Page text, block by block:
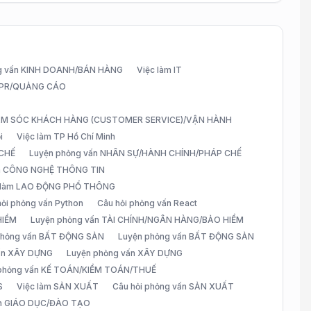
vấn KINH DOANH/BÁN HÀNG
Việc làm IT
QUẢNG CÁO
SÓC KHÁCH HÀNG (CUSTOMER SERVICE)/VẬN HÀNH
Việc làm TP Hồ Chí Minh
Luyện phỏng vấn NHÂN SỰ/HÀNH CHÍNH/PHÁP CHẾ
NGHỆ THÔNG TIN
LAO ĐỘNG PHỔ THÔNG
phỏng vấn Python
Câu hỏi phỏng vấn React
Luyện phỏng vấn TÀI CHÍNH/NGÂN HÀNG/BẢO HIỂM
vấn BẤT ĐỘNG SẢN
Luyện phỏng vấn BẤT ĐỘNG SẢN
XÂY DỰNG
Luyện phỏng vấn XÂY DỰNG
vấn KẾ TOÁN/KIỂM TOÁN/THUẾ
Việc làm SẢN XUẤT
Câu hỏi phỏng vấn SẢN XUẤT
GIÁO DỤC/ĐÀO TẠO